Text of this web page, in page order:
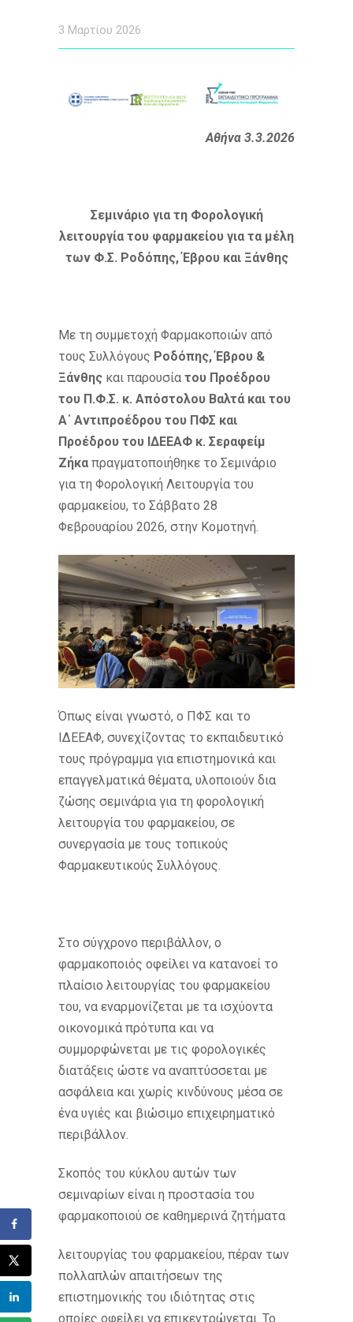
3 Μαρτίου 2026
Αθήνα 3.3.2026
Σεμινάριο για τη Φορολογική
λειτουργία του φαρμακείου για τα μέλη
των Φ.Σ. Ροδόπης, Έβρου και Ξάνθης
Με τη συμμετοχή Φαρμακοποιών από
τους Συλλόγους Ροδόπης, Έβρου &
Ξάνθης και παρουσία του Προέδρου
του Π.Φ.Σ. κ. Απόστολου Βαλτά και του
Α΄ Αντιπροέδρου του ΠΦΣ και
Προέδρου του ΙΔΕΕΑΦ κ. Σεραφείμ
Ζήκα πραγματοποιήθηκε το Σεμινάριο
για τη Φορολογική Λειτουργία του
φαρμακείου, το Σάββατο 28
Φεβρουαρίου 2026, στην Κομοτηνή.
Όπως είναι γνωστό, ο ΠΦΣ και το
ΙΔΕΕΑΦ, συνεχίζοντας το εκπαιδευτικό
τους πρόγραμμα για επιστημονικά και
επαγγελματικά θέματα, υλοποιούν δια
ζώσης σεμινάρια για τη φορολογική
λειτουργία του φαρμακείου, σε
συνεργασία με τους τοπικούς
Φαρμακευτικούς Συλλόγους.
Στο σύγχρονο περιβάλλον, ο
φαρμακοποιός οφείλει να κατανοεί το
πλαίσιο λειτουργίας του φαρμακείου
του, να εναρμονίζεται με τα ισχύοντα
οικονομικά πρότυπα και να
συμμορφώνεται με τις φορολογικές
διατάξεις ώστε να αναπτύσσεται με
ασφάλεια και χωρίς κινδύνους μέσα σε
ένα υγιές και βιώσιμο επιχειρηματικό
περιβάλλον.
Σκοπός του κύκλου αυτών των
σεμιναρίων είναι η προστασία του
φαρμακοποιού σε καθημερινά ζητήματα
λειτουργίας του φαρμακείου, πέραν των
πολλαπλών απαιτήσεων της
επιστημονικής του ιδιότητας στις
οποίες οφείλει να επικεντρώνεται. Το